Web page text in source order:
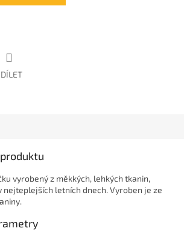
vyrobený z měkkých, lehkých tkanin,
nejteplejších letních dnech. Vyroben je ze